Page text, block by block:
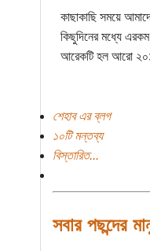
কাছাকাছি সময়ে
কিছুদিনের মধ্যে
আরেকটি হল আরো
শেহাব এর ব্লগ
১০টি মন্তব্য
বিস্তারিত...
সবার পছন্দের